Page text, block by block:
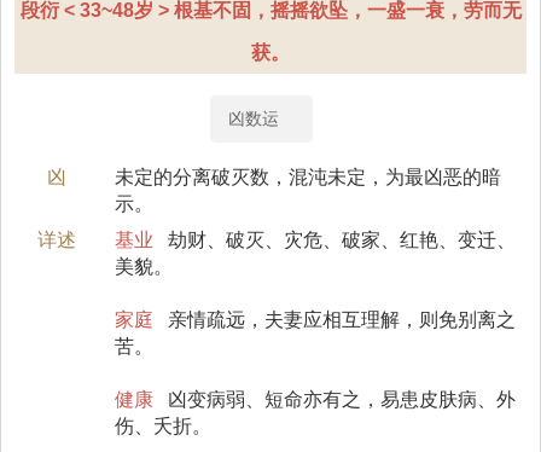
段衍 < 33~48岁 > 根基不固，摇摇欲坠，一盛一衰，劳而无
获。
凶数运
凶
未定的分离破灭数，混沌未定，为最凶恶的暗
示。
详述
基业
劫财、破灭、灾危、破家、红艳、变迁、
美貌。
家庭
亲情疏远，夫妻应相互理解，则免别离之
苦。
健康
凶变病弱、短命亦有之，易患皮肤病、外
伤、夭折。